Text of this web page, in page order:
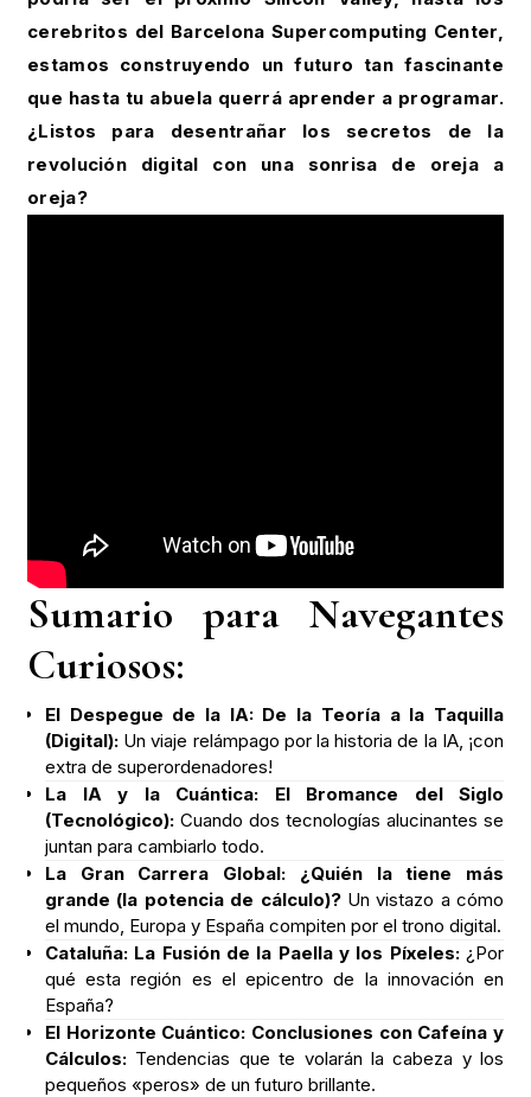
cerebritos del Barcelona Supercomputing Center,
estamos construyendo un futuro tan fascinante
que hasta tu abuela querrá aprender a programar.
¿Listos para desentrañar los secretos de la
revolución digital con una sonrisa de oreja a
oreja?
Sumario para Navegantes
Curiosos:
El Despegue de la IA: De la Teoría a la Taquilla
(Digital): Un viaje relámpago por la historia de la IA, ¡con
extra de superordenadores!
La IA y la Cuántica: El Bromance del Siglo
(Tecnológico): Cuando dos tecnologías alucinantes se
juntan para cambiarlo todo.
La Gran Carrera Global: ¿Quién la tiene más
grande (la potencia de cálculo)?Un vistazo a cómo
el mundo, Europa y España compiten por el trono digital.
Cataluña: La Fusión de la Paella y los Píxeles:¿Por
qué esta región es el epicentro de la innovación en
España?
El Horizonte Cuántico: Conclusiones con Cafeína y
Cálculos: Tendencias que te volarán la cabeza y los
pequeños «peros» de un futuro brillante.